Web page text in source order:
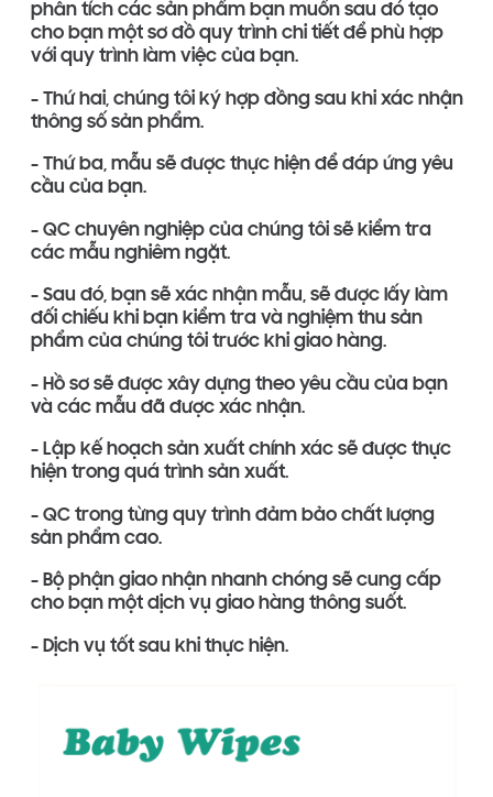
phân tích các sản phẩm bạn muốn sau đó tạo
cho bạn một sơ đồ quy trình chi tiết để phù hợp
với quy trình làm việc của bạn.
- Thứ hai, chúng tôi ký hợp đồng sau khi xác nhận
thông số sản phẩm.
- Thứ ba, mẫu sẽ được thực hiện để đáp ứng yêu
cầu của bạn.
- QC chuyên nghiệp của chúng tôi sẽ kiểm tra
các mẫu nghiêm ngặt.
- Sau đó, bạn sẽ xác nhận mẫu, sẽ được lấy làm
đối chiếu khi bạn kiểm tra và nghiệm thu sản
phẩm của chúng tôi trước khi giao hàng.
- Hồ sơ sẽ được xây dựng theo yêu cầu của bạn
và các mẫu đã được xác nhận.
- Lập kế hoạch sản xuất chính xác sẽ được thực
hiện trong quá trình sản xuất.
- QC trong từng quy trình đảm bảo chất lượng
sản phẩm cao.
- Bộ phận giao nhận nhanh chóng sẽ cung cấp
cho bạn một dịch vụ giao hàng thông suốt.
- Dịch vụ tốt sau khi thực hiện.